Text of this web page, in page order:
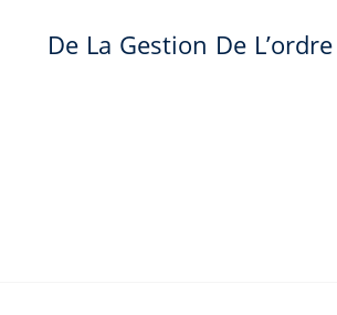
De La Gestion De